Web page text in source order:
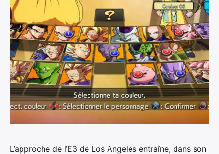
L’approche de l’E3 de Los Angeles entraîne, dans son